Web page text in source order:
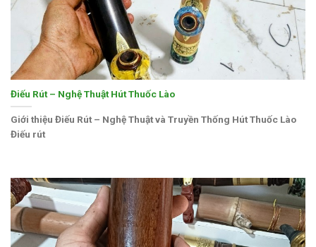
Điếu Rút – Nghệ Thuật Hút Thuốc Lào
Giới thiệu Điếu Rút – Nghệ Thuật và Truyền Thống Hút Thuốc Lào
Điếu rút